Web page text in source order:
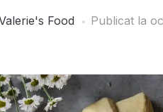
Food Publicat la